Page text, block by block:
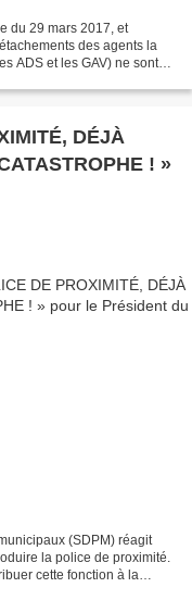
du 29 mars 2017, et
des agents la
ADS et les GAV) ne sont
DÉJÀ
! »
(SDPM) réagit
la police de proximité.
cette fonction à la